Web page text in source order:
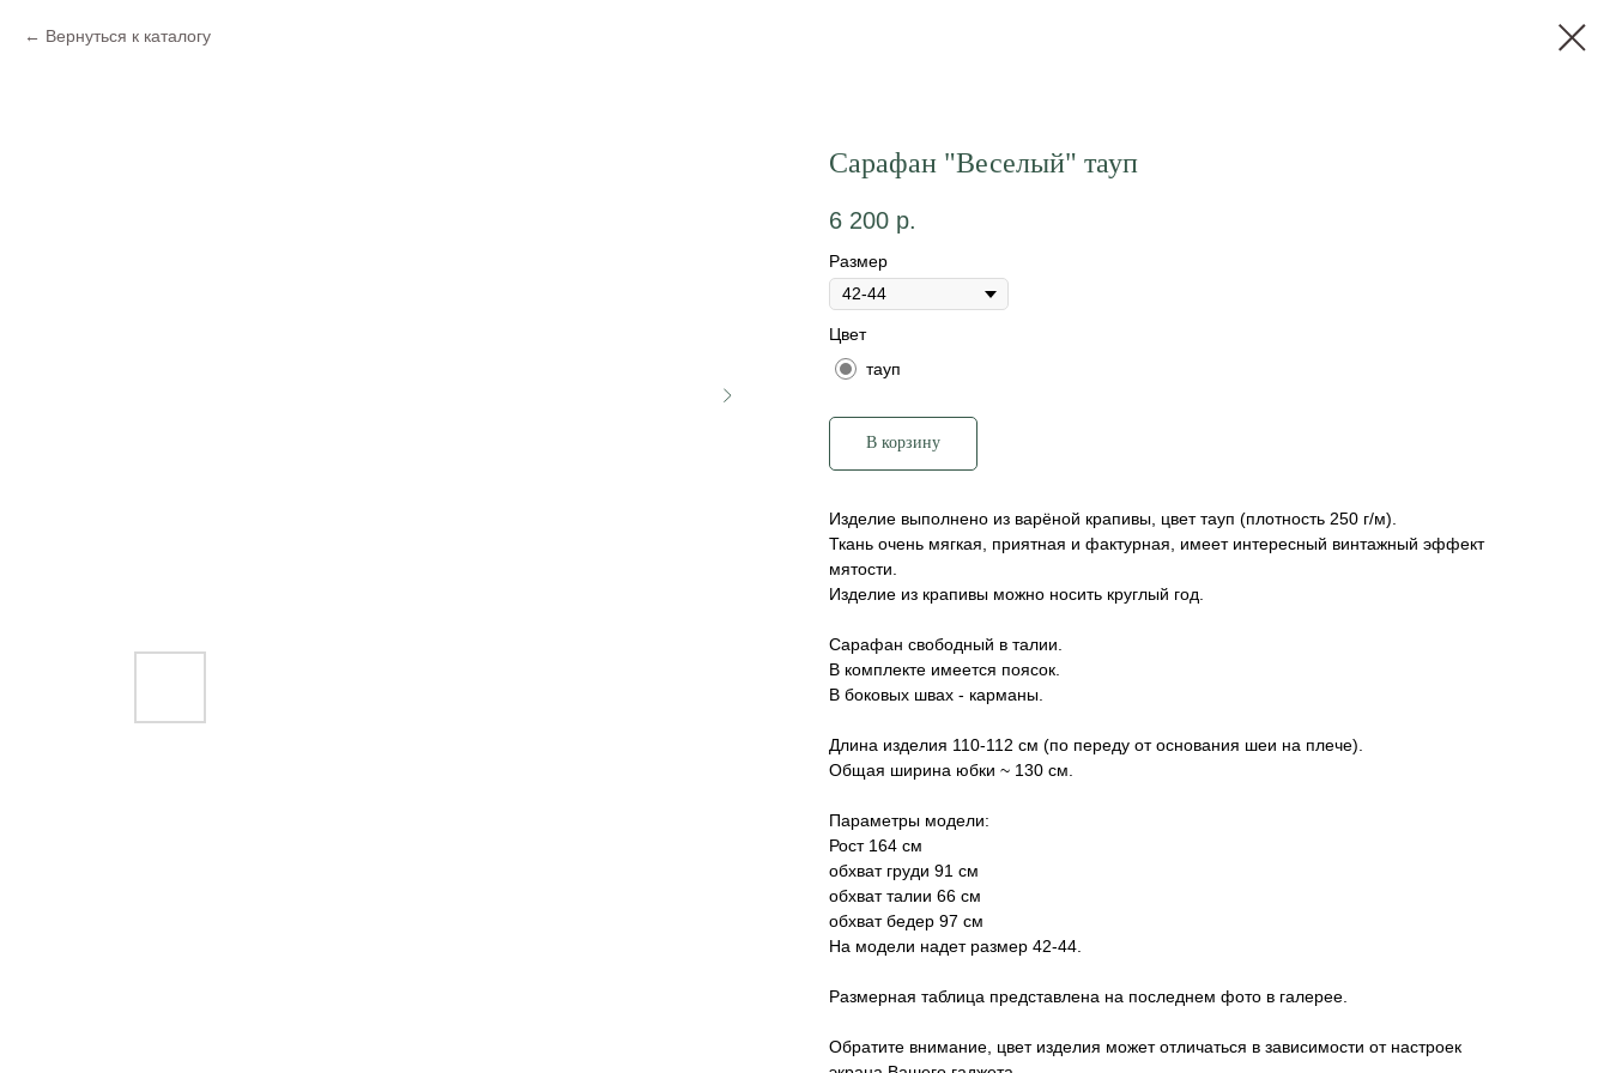
Вернуться к каталогу
Сарафан "Веселый" тауп
6 200 р.
Размер
Цвет
тауп
В корзину
Изделие выполнено из варёной крапивы, цвет тауп (плотность 250 г/м).
Ткань очень мягкая, приятная и фактурная, имеет интересный винтажный эффект
мятости.
Изделие из крапивы можно носить круглый год.
Сарафан свободный в талии.
В комплекте имеется поясок.
В боковых швах - карманы.
Длина изделия 110-112 см (по переду от основания шеи на плече).
Общая ширина юбки ~ 130 см.
Параметры модели:
Рост 164 см
обхват груди 91 см
обхват талии 66 см
обхват бедер 97 см
На модели надет размер 42-44.
Размерная таблица представлена на последнем фото в галерее.
Обратите внимание, цвет изделия может отличаться в зависимости от настроек